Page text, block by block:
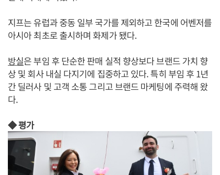
지프는 유럽과 중동 일부 국가를 제외하고 한국에 어벤저를
아시아 최초로 출시하며 화제가 됐다.
방실은 부임 후 단순한 판매 실적 향상보다 브랜드 가치 향
상 및 회사 내실 다지기에 집중하고 있다. 특히 부임 후 1년
간 딜러사 및 고객 소통 그리고 브랜드 마케팅에 주력해 왔
다.
◆ 평가